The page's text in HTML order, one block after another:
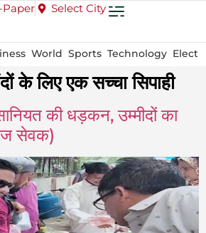
Paper Select City
World Sports Technology
के लिए एक सच्चा सिपाही
की धड़कन, उम्मीदों का
सेवक)